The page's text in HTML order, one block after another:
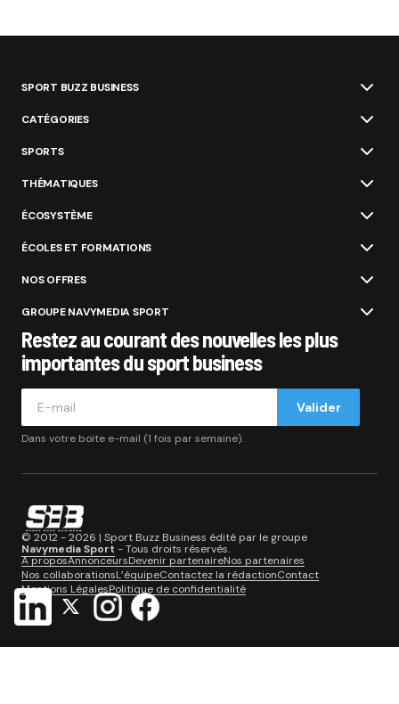
SPORT BUZZ BUSINESS
CATÉGORIES
SPORTS
THÉMATIQUES
ÉCOSYSTÈME
ÉCOLES ET FORMATIONS
NOS OFFRES
GROUPE NAVYMEDIA SPORT
Restez au courant des nouvelles les plus
importantes du sport business
Valider
Dans votre boite e-mail (1 fois par semaine).
© 2012 - 2026 | Sport Buzz Business édité par le groupe
Navymedia Sport - Tous droits réservés.
A proposAnnonceursDevenir partenaireNos partenaires
Nos collaborationsL’équipeContactez la rédactionContact
Mentions LégalesPolitique de confidentialité